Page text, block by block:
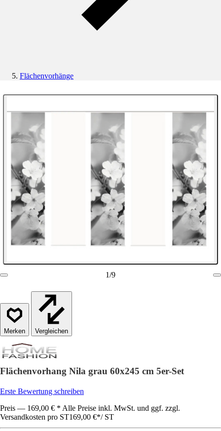
Flächenvorhänge
1/9
Vergleichen
Flächenvorhang Nila grau 60x245 cm 5er-Set
Erste Bewertung schreiben
Preis — 169,00 € * Alle Preise inkl. MwSt. und ggf. zzgl.
Versandkosten pro ST169,00 €*/ ST